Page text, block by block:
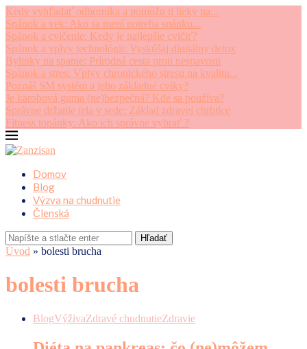
Kedy vyhľadať odborníka a pomôžu ti lieky na...
Spánok a vek: Ako sa mení potreba spánku...
Spánok a cvičenie: Kedy je najlepšie cvičiť?
Spánok a vplyv technológii: Vyskúšaj digitálny detox
Bylinky na spanie: Prírodná cesta proti nespavosti
Spánok a stres: Vplyv chronického stresu na kvalitu...
Poznáš SM systém a jeho základné cviky?
Je karobová guma (ne)bezpečná? Kde sa používa?
Správne držanie tela v sede: Základ zdravej chrbtice
Fitness topánky: Ako ich správne vybrať ?
Domov
Blog
Výzva na chudnutie
Členská
Hľadať
Úvod » bolesti brucha
bolesti brucha
BlogVýživaZdravé chudnutieZdravie